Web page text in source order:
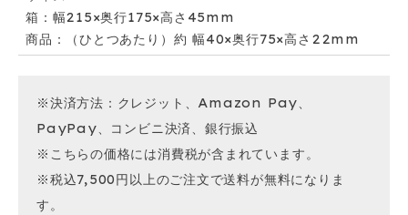
箱：幅215×奥行175×高さ45mm
商品：（ひとつあたり）約 幅40×奥行75×高さ22mm
※決済方法：クレジット、Amazon Pay、
PayPay、コンビニ決済、銀行振込
※こちらの価格には消費税が含まれています。
※税込7,500円以上のご注文で送料が無料になりま
す。